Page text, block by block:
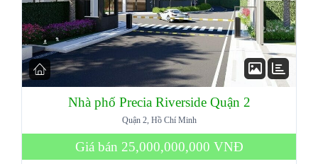
Nhà phố Precia Riverside Quận 2
Quận 2, Hồ Chí Minh
Giá bán 25,000,000,000 VNĐ